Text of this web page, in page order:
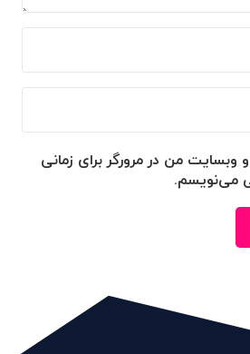
وبسایت من در مرورگر برای زمانی
می‌نویسم.